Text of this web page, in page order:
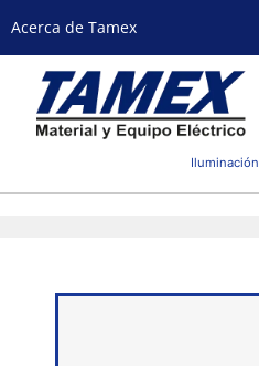
Acerca de Tamex
Iluminación